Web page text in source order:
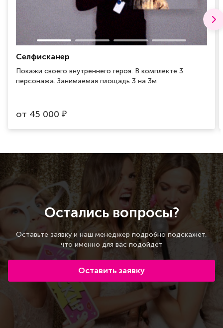
Селфисканер
Покажи своего внутреннего героя. В комплекте 3
персонажа. Занимаемая площадь 3 на 3м
от 45 000 ₽
Остались вопросы?
Оставьте заявку и наш менеджер подробно подскажет,
что именно для вас подойдет
Оставить заявку